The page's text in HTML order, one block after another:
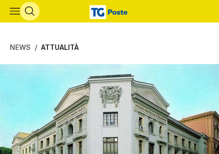
Vai al contenuto principale
NEWS ATTUALITÀ